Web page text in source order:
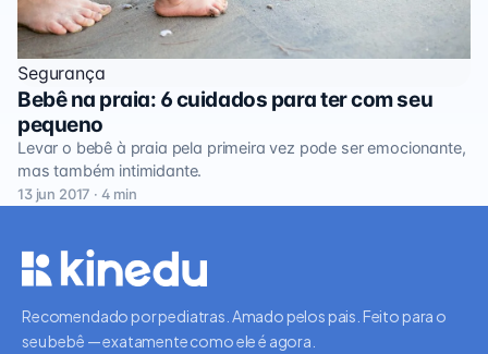
Segurança
Bebê na praia: 6 cuidados para ter com seu
pequeno
Levar o bebê à praia pela primeira vez pode ser emocionante,
mas também intimidante.
13 jun 2017 · 4 min
Recomendado por pediatras. Amado pelos pais. Feito para o
seu bebê — exatamente como ele é agora.